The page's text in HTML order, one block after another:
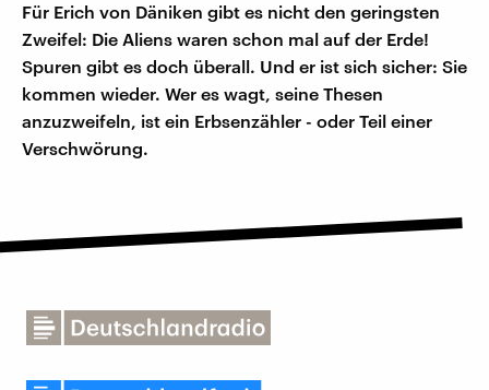
Für Erich von Däniken gibt es nicht den geringsten
Zweifel: Die Aliens waren schon mal auf der Erde!
Spuren gibt es doch überall. Und er ist sich sicher: Sie
kommen wieder. Wer es wagt, seine Thesen
anzuzweifeln, ist ein Erbsenzähler - oder Teil einer
Verschwörung.